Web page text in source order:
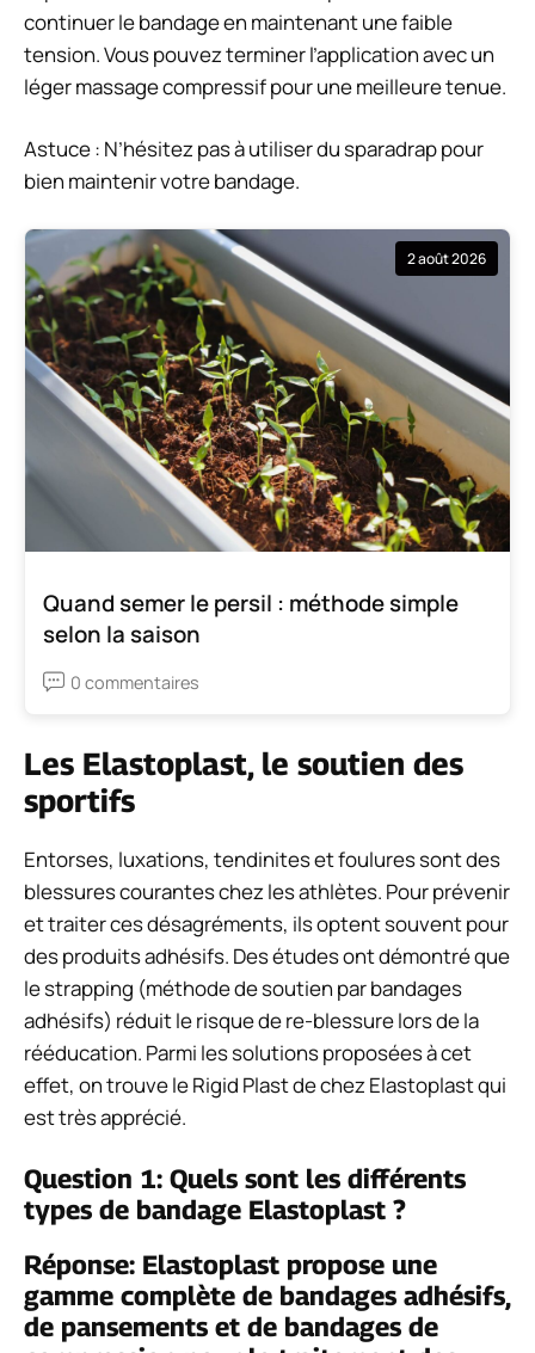
continuer le bandage en maintenant une faible
tension. Vous pouvez terminer l’application avec un
léger massage compressif pour une meilleure tenue.
Astuce : N’hésitez pas à utiliser du sparadrap pour
bien maintenir votre bandage.
2 août 2026
Quand semer le persil : méthode simple
selon la saison
0 commentaires
Les Elastoplast, le soutien des
sportifs
Entorses, luxations, tendinites et foulures sont des
blessures courantes chez les athlètes. Pour prévenir
et traiter ces désagréments, ils optent souvent pour
des produits adhésifs. Des études ont démontré que
le strapping (méthode de soutien par bandages
adhésifs) réduit le risque de re-blessure lors de la
rééducation. Parmi les solutions proposées à cet
effet, on trouve le Rigid Plast de chez Elastoplast qui
est très apprécié.
Question 1: Quels sont les différents
types de bandage Elastoplast ?
Réponse: Elastoplast propose une
gamme complète de bandages adhésifs,
de pansements et de bandages de